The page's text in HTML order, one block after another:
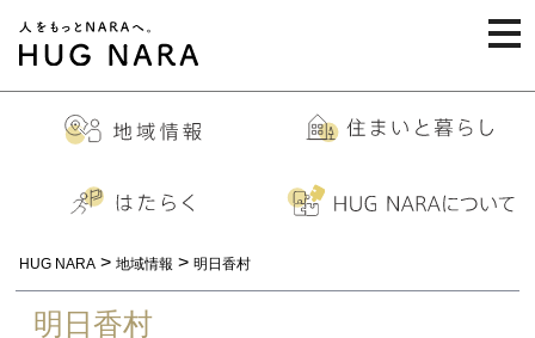
HUG NARA > 地域情報 > 明日香村
明日香村